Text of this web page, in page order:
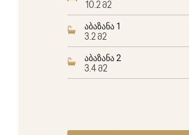
10.2 მ2
აბაზანა 1
3.2 მ2
აბაზანა 2
3.4 მ2